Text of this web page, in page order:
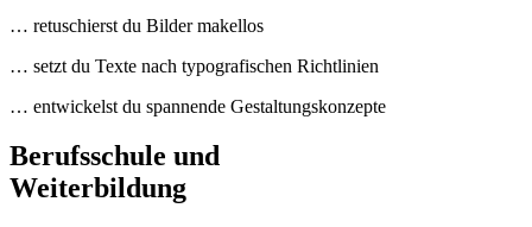
… retuschierst du Bilder makellos
… setzt du Texte nach typografischen Richtlinien
… entwickelst du spannende Gestaltungskonzepte
Berufsschule und
Weiterbildung